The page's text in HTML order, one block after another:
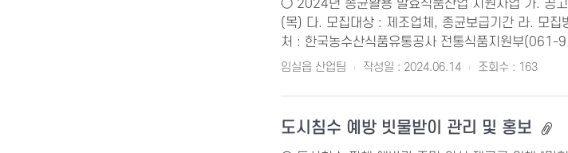
○ 2024년 종균활용 발효식품산업 지원사업 가.
(목) 다. 모집대상 : 제조업체, 종균보급기간 라. 모
처 : 한국농수산식품유통공사 전통식품지원부(061-
임실읍 산업팀 작성일 : 2024.06.14 조회수 : 163
도시침수 예방 빗물받이 관리 및 홍보